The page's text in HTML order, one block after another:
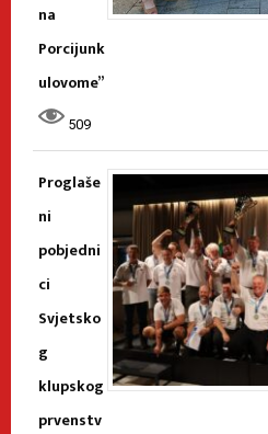
na
Porcijunk
ulovome”
509
Proglaše
ni
pobjedni
ci
Svjetsko
g
klupskog
prvenstv